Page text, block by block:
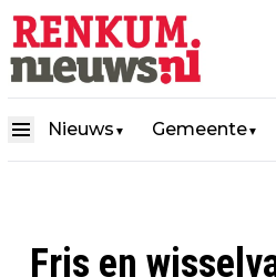
Nieuws ▼ Gemeente▼
Fris en